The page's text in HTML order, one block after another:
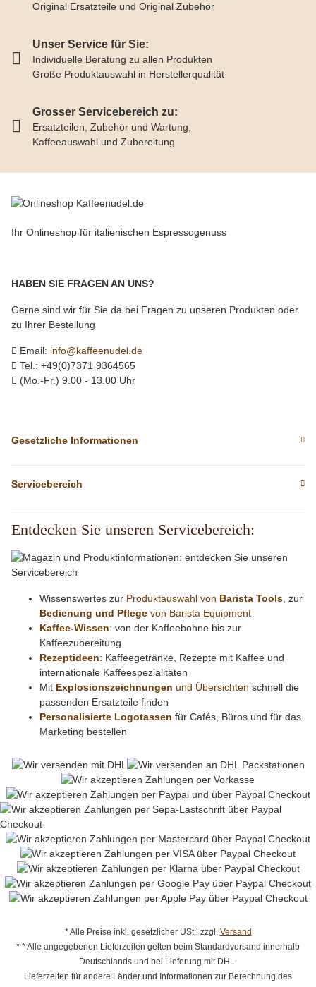
Original Ersatzteile und Original Zubehör
Unser Service für Sie:
Individuelle Beratung zu allen Produkten
Große Produktauswahl in Herstellerqualität
Grosser Servicebereich zu:
Ersatzteilen, Zubehör und Wartung,
Kaffeeauswahl und Zubereitung
Ihr Onlineshop für italienischen Espressogenuss
HABEN SIE FRAGEN AN UNS?
Gerne sind wir für Sie da bei Fragen zu unseren Produkten oder
zu Ihrer Bestellung
Email: info@kaffeenudel.de
Tel.: +49(0)7371 9364565
(Mo.-Fr.) 9.00 - 13.00 Uhr
Gesetzliche Informationen
Servicebereich
Entdecken Sie unseren Servicebereich:
Wissenswertes zur Produktauswahl von Barista Tools , zur
Bedienung und Pflege von Barista Equipment
Kaffee-Wissen: von der Kaffeebohne bis zur
Kaffeezubereitung
Rezeptideen: Kaffeegetränke, Rezepte mit Kaffee und
internationale Kaffeespezialitäten
Mit Explosionszeichnungen und Übersichten schnell die
passenden Ersatzteile finden
Personalisierte Logotassen für Cafés, Büros und für das
Marketing bestellen
* Alle Preise inkl. gesetzlicher USt., zzgl. Versand
* * Alle angegebenen Lieferzeiten gelten beim Standardversand innerhalb
Deutschlands und bei Lieferung mit DHL.
Lieferzeiten für andere Länder und Informationen zur Berechnung des